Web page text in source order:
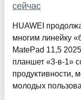
сейчас
HUAWEI
многим линейку
MatePad 11,5
планшет «3-в-1»
продуктивности,
молодых